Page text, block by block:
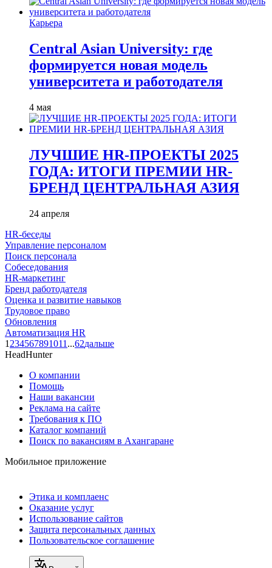
Карьера
Central Asian University: где
формируется новая модель
университета и работодателя
4 мая
ЛУЧШИЕ HR-ПРОЕКТЫ 2025
ГОДА: ИТОГИ ПРЕМИИ HR-
БРЕНД ЦЕНТРАЛЬНАЯ АЗИЯ
24 апреля
HR-беседы
Управление персоналом
Поиск персонала
Собеседования
HR-маркетинг
Бренд работодателя
Оценка и развитие навыков
Трудовое право
Обновления
Автоматизация HR
1 234567891011 ...62дальше
HeadHunter
О компании
Помощь
Наши вакансии
Реклама на сайте
Требования к ПО
Каталог компаний
Поиск по вакансиям в Ахангаране
Мобильное приложение
Этика и комплаенс
Оказание услуг
Использование сайтов
Защита персональных данных
Пользовательское соглашение